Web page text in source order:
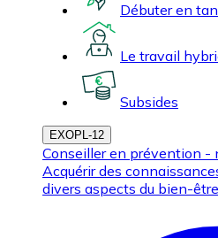
Débuter en
Le travail
Subsides
EXOPL-12
Conseiller en prévention -
Acquérir des
divers aspects du bien-